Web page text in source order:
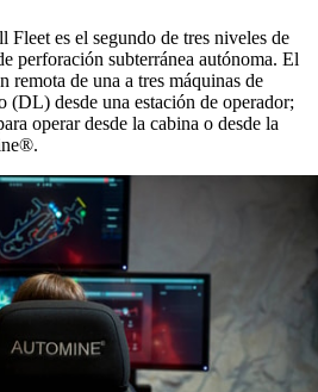
es el segundo de tres niveles de
perforación subterránea autónoma. El
remota de una a tres máquinas de
(DL) desde una estación de operador;
operar desde la cabina o desde la